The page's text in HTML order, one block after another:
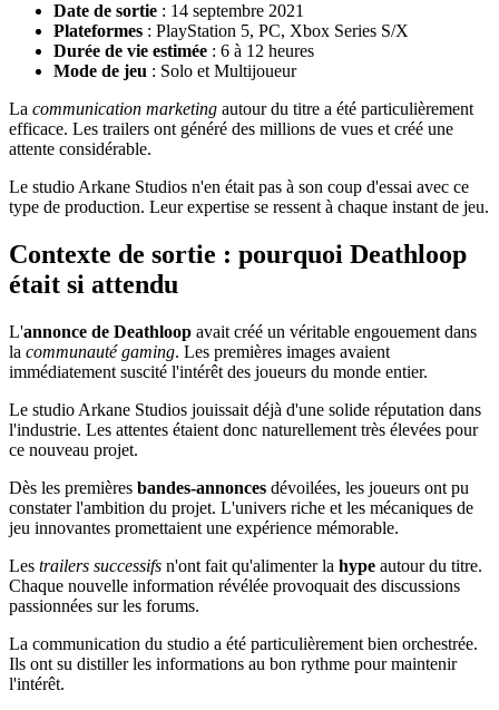
Date de sortie : 14 septembre 2021
Plateformes : PlayStation 5, PC, Xbox Series S/X
Durée de vie estimée : 6 à 12 heures
Mode de jeu : Solo et Multijoueur
La communication marketing autour du titre a été particulièrement
efficace. Les trailers ont généré des millions de vues et créé une
attente considérable.
Le studio Arkane Studios n'en était pas à son coup d'essai avec ce
type de production. Leur expertise se ressent à chaque instant de jeu.
Contexte de sortie : pourquoi Deathloop
était si attendu
L'annonce de Deathloop avait créé un véritable engouement dans
la communauté gaming. Les premières images avaient
immédiatement suscité l'intérêt des joueurs du monde entier.
Le studio Arkane Studios jouissait déjà d'une solide réputation dans
l'industrie. Les attentes étaient donc naturellement très élevées pour
ce nouveau projet.
Dès les premières bandes-annonces dévoilées, les joueurs ont pu
constater l'ambition du projet. L'univers riche et les mécaniques de
jeu innovantes promettaient une expérience mémorable.
Les trailers successifs n'ont fait qu'alimenter la hype autour du titre.
Chaque nouvelle information révélée provoquait des discussions
passionnées sur les forums.
La communication du studio a été particulièrement bien orchestrée.
Ils ont su distiller les informations au bon rythme pour maintenir
l'intérêt.